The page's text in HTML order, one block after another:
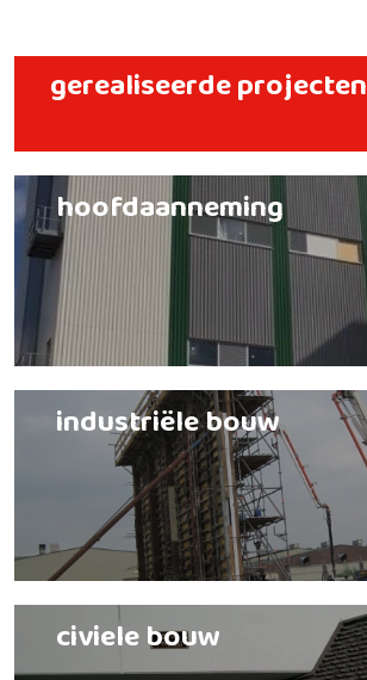
gerealiseerde projecten
hoofdaanneming
industriële bouw
civiele bouw